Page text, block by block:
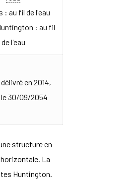
: au fil de l'eau
: au fil
de l'eau
en 2014,
30/09/2054
structure en
La
Huntington.